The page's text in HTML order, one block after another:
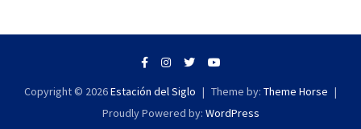
Copyright © 2026Estación del Siglo Theme by: Theme Horse
Proudly Powered by: WordPress